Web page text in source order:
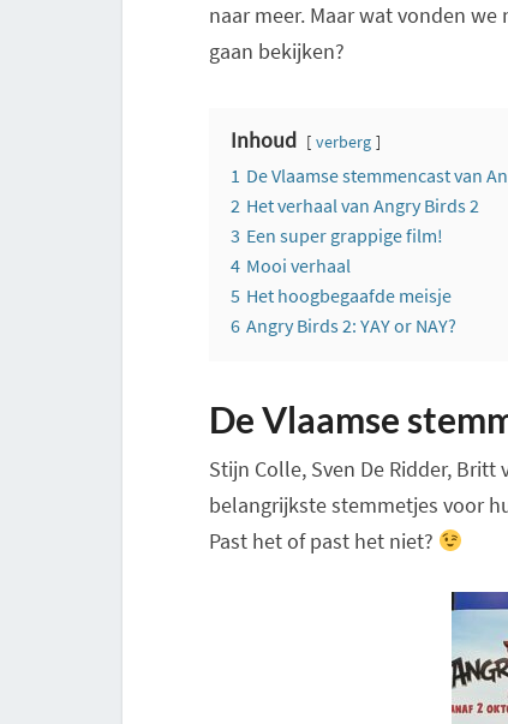
naar meer. Maar wat vonden
gaan bekijken?
Inhoud verberg
1 De Vlaamse stemmencast van
2 Het verhaal van Angry Birds 2
3 Een super grappige film!
4 Mooi verhaal
5 Het hoogbegaafde meisje
6 Angry Birds 2: YAY or NAY?
De Vlaamse
Stijn Colle, Sven De Ridder, Britt
belangrijkste stemmetjes voor
Past het of past het niet?